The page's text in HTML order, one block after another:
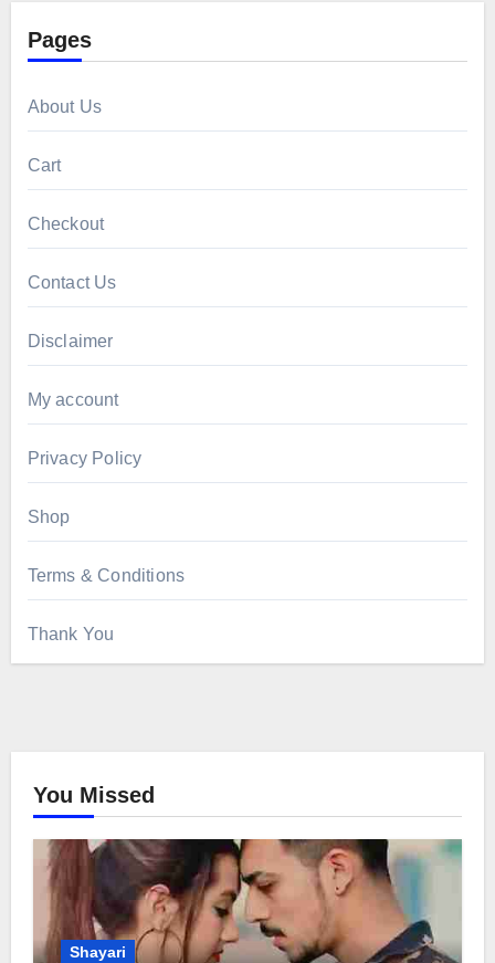
Pages
About Us
Cart
Checkout
Contact Us
Disclaimer
My account
Privacy Policy
Shop
Terms & Conditions
Thank You
You Missed
Shayari